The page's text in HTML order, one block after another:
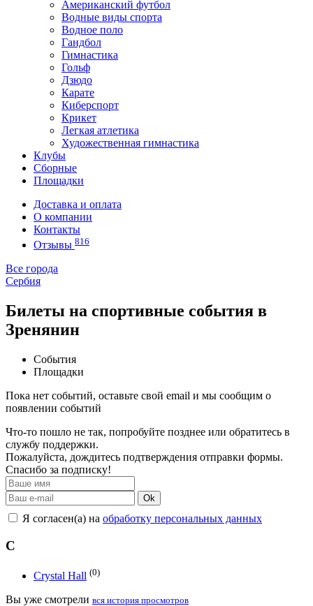
Американский футбол
Водные виды спорта
Водное поло
Гандбол
Гимнастика
Гольф
Дзюдо
Карате
Киберспорт
Крикет
Легкая атлетика
Художественная гимнастика
Клубы
Сборные
Площадки
Доставка и оплата
О компании
Контакты
Отзывы 816
Все города
Сербия
Билеты на спортивные события в
Зренянин
События
Площадки
Пока нет событий, оставьте свой email и мы сообщим о
появлении событий
Что-то пошло не так, попробуйте позднее или обратитесь в
службу поддержки.
Пожалуйста, дождитесь подтверждения отправки формы.
Спасибо за подписку!
Ok
Я согласен(а) на обработку персональных данных
C
Crystal Hall (0)
Вы уже смотрели вся история просмотров